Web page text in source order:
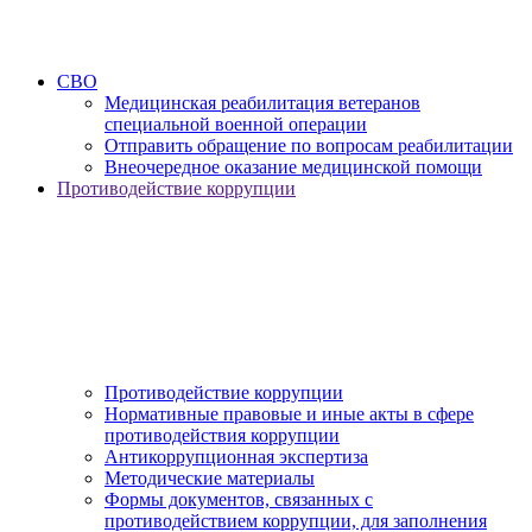
СВО
Медицинская реабилитация ветеранов
специальной военной операции
Отправить обращение по вопросам реабилитации
Внеочередное оказание медицинской помощи
Противодействие коррупции
Противодействие коррупции
Нормативные правовые и иные акты в сфере
противодействия коррупции
Антикоррупционная экспертиза
Методические материалы
Формы документов, связанных с
противодействием коррупции, для заполнения